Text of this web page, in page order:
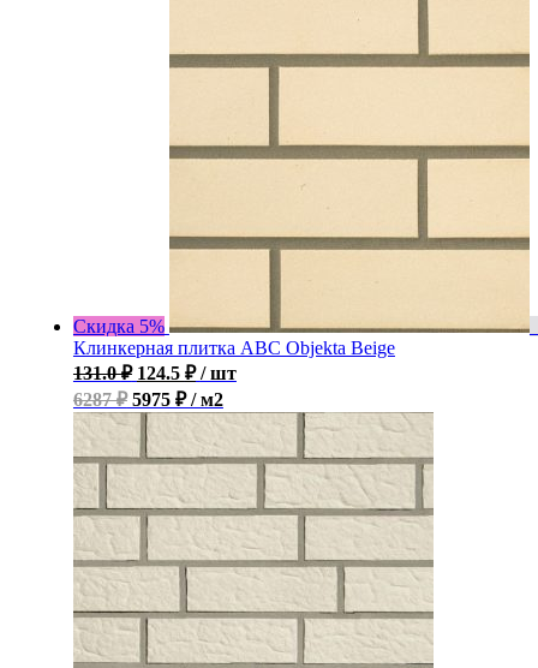
Скидка 5%
Клинкерная плитка ABC Objekta Beige
131.0₽ 124.5 ₽ / шт
6287 ₽5975 ₽ / м2